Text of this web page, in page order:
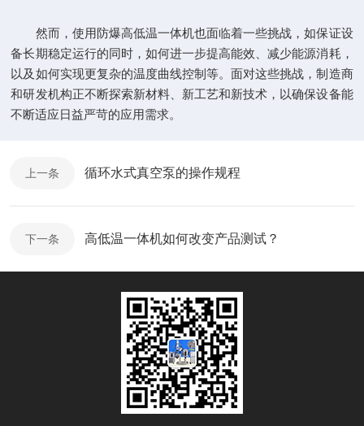
然而，使用防爆高低温一体机也面临着一些挑战，如保证设
备长期稳定运行的同时，如何进一步提高能效、减少能源消耗，
以及如何实现更复杂的温度曲线控制等。面对这些挑战，制造商
和研发机构正不断探索新材料、新工艺和新技术，以确保设备能
不断适应日益严苛的应用需求。
上一条 循环水式真空泵的操作规程
下一条 高低温一体机如何改变产品测试？